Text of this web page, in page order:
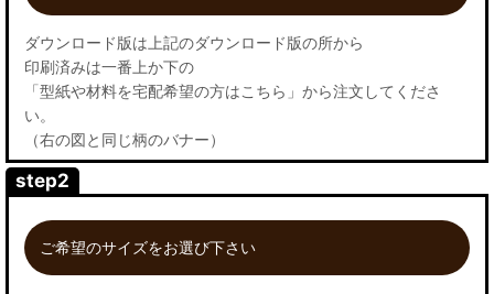
ダウンロード版は上記のダウンロード版の所から
印刷済みは一番上か下の
「型紙や材料を宅配希望の方はこちら」から注文してくださ
い。
（右の図と同じ柄のバナー）
step2
ご希望のサイズをお選び下さい